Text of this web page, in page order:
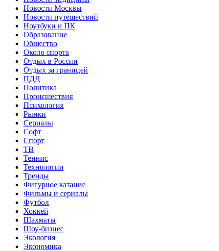
Новости Москвы
Новости путешествий
Ноутбуки и ПК
Образование
Общество
Около спорта
Отдых в России
Отдых за границей
ПДД
Политика
Происшествия
Психология
Рынки
Сериалы
Софт
Спорт
ТВ
Теннис
Технологии
Тренды
Фигурное катание
Фильмы и сериалы
Футбол
Хоккей
Шахматы
Шоу-бизнес
Экология
Экономика